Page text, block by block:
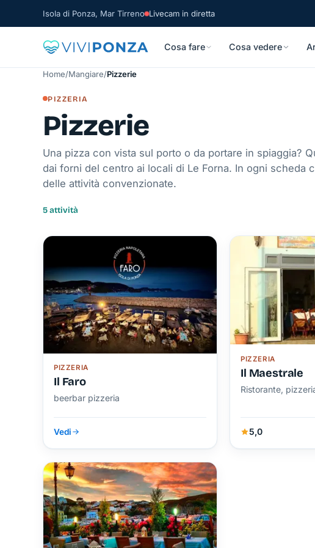
Isola di Ponza, Mar Tirreno Livecam in diretta
Cosa fare Cosa vedere
Home/Mangiare/Pizzerie
PIZZERIA
Pizzerie
Una pizza con vista sul porto o da portare in spiaggia?
dai forni del centro ai locali di Le Forna. In ogni scheda
delle attività convenzionate.
5 attività
PIZZERIA
Il Faro
beerbar pizzeria
Vedi
PIZZERIA
Il Maestrale
Ristorante,
5,0